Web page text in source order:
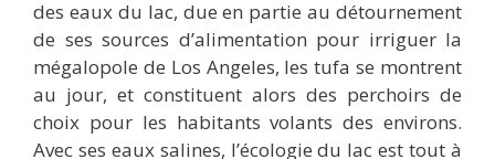
des eaux du lac, due en partie au détournement
de ses sources d’alimentation pour irriguer la
mégalopole de Los Angeles, les tufa se montrent
au jour, et constituent alors des perchoirs de
choix pour les habitants volants des environs.
Avec ses eaux salines, l’écologie du lac est tout à